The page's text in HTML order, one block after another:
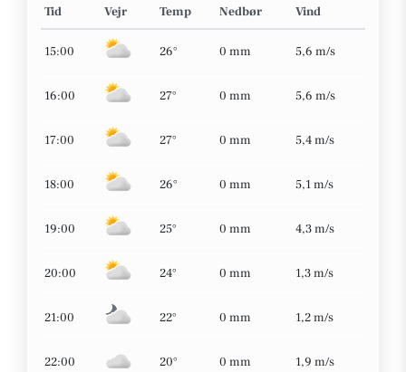
Tid Vejr Temp Nedbør Vind
15:00 26° 0 mm 5,6 m/s
16:00 27° 0 mm 5,6 m/s
17:00 27° 0 mm 5,4 m/s
18:00 26° 0 mm 5,1 m/s
19:00 25° 0 mm 4,3 m/s
20:00 24° 0 mm 1,3 m/s
21:00 22° 0 mm 1,2 m/s
22:00 20° 0 mm 1,9 m/s